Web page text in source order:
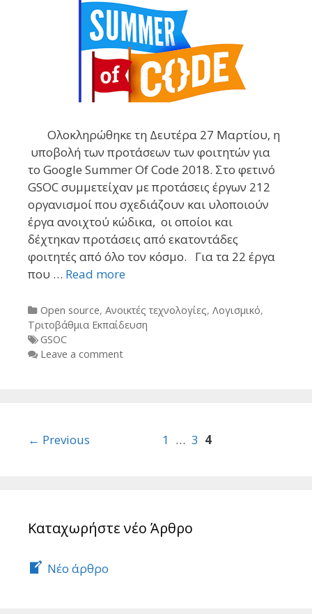
Ολοκληρώθηκε τη Δευτέρα 27 Μαρτίου, η
υποβολή των προτάσεων των φοιτητών για
το Google Summer Of Code 2018. Στο φετινό
GSOC συμμετείχαν με προτάσεις έργων 212
οργανισμοί που σχεδιάζουν και υλοποιούν
έργα ανοιχτού κώδικα, οι οποίοι και
δέχτηκαν προτάσεις από εκατοντάδες
φοιτητές από όλο τον κόσμο. Για τα 22 έργα
που … Read more
Categories
Open source, Ανοικτές τεχνολογίες, Λογισμικό,
Τριτοβάθμια Εκπαίδευση
Tags
GSOC
Leave a comment
Post
← Previous 1 … 3 4
Καταχωρήστε νέο Άρθρο
Νέο άρθρο